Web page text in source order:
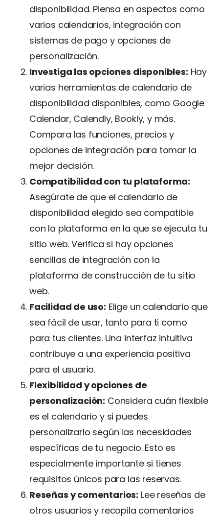
disponibilidad. Piensa en aspectos como
varios calendarios, integración con
sistemas de pago y opciones de
personalización.
Investiga las opciones disponibles: Hay
varias herramientas de calendario de
disponibilidad disponibles, como Google
Calendar, Calendly, Bookly, y más.
Compara las funciones, precios y
opciones de integración para tomar la
mejor decisión.
Compatibilidad con tu plataforma:
Asegúrate de que el calendario de
disponibilidad elegido sea compatible
con la plataforma en la que se ejecuta tu
sitio web. Verifica si hay opciones
sencillas de integración con la
plataforma de construcción de tu sitio
web.
Facilidad de uso: Elige un calendario que
sea fácil de usar, tanto para ti como
para tus clientes. Una interfaz intuitiva
contribuye a una experiencia positiva
para el usuario.
Flexibilidad y opciones de
personalización: Considera cuán flexible
es el calendario y si puedes
personalizarlo según las necesidades
específicas de tu negocio. Esto es
especialmente importante si tienes
requisitos únicos para las reservas.
Reseñas y comentarios: Lee reseñas de
otros usuarios y recopila comentarios